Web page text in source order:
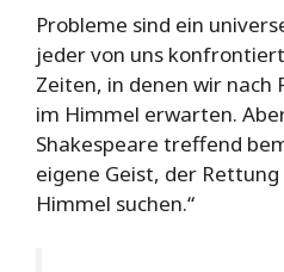
Probleme sind ein
jeder von uns
Zeiten, in denen wir nach
im Himmel erwarten.
Shakespeare treffend
eigene Geist, der
Himmel suchen.“